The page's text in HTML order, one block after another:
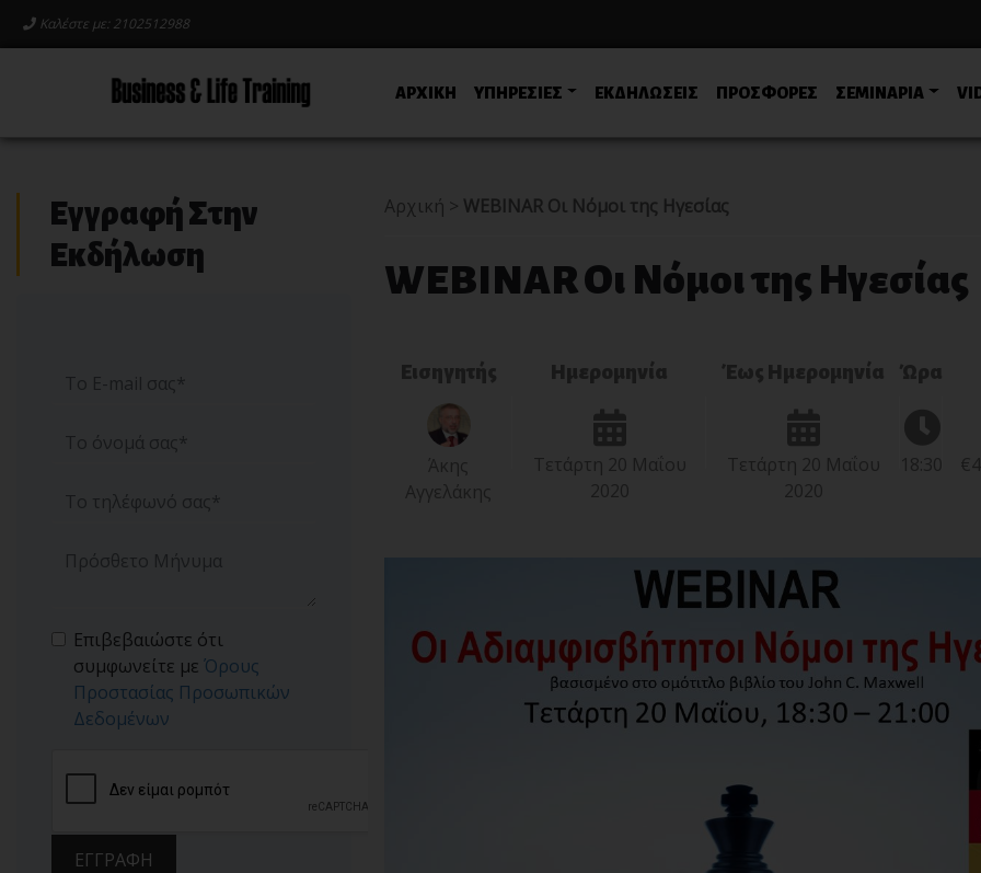
Καλέστε με: 2102512988
ΑΡΧΙΚΗ ΥΠΗΡΕΣΙΕΣ ΕΚΔΗΛΩΣΕΙΣ ΠΡΟΣΦΟΡΕΣ ΣΕΜΙΝΑΡΙΑ
Εγγραφή Στην
Εκδήλωση
Επιβεβαιώστε ότι
συμφωνείτε με Όρους
Προστασίας Προσωπικών
Δεδομένων
ΕΓΓΡΑΦΗ
Αρχική > WEBINAR Οι Νόμοι της Ηγεσίας
WEBINAR Οι Νόμοι της Ηγεσίας
Εισηγητής
Άκης
Αγγελάκης
Ημερομηνία
Τετάρτη 20 Μαΐου
2020
Έως Ημερομηνία
Τετάρτη 20 Μαΐου
2020
Ώρα
18:30